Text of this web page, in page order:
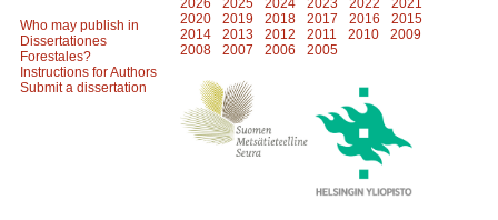
Who may publish in
Dissertationes
Forestales?
Instructions for Authors
Submit a dissertation
2026
2025 2024 2023 2022
2021
2020
2019 2018 2017 2016
2015
2014
2013 2012 2011 2010
2009
2008
2007 2006 2005